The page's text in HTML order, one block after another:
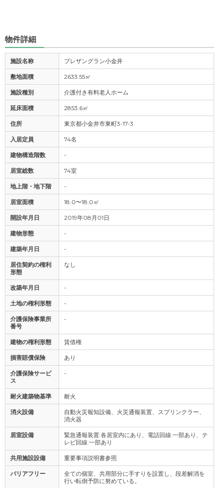
物件詳細
施設名称 プレザングラン小金井
敷地面積 2633.55㎡
施設種別 介護付き有料老人ホーム
延床面積 2853.6㎡
住所 東京都小金井市東町3-17-3
入居定員 74名
建物構造階数 -
居室総数 74室
地上階・地下階 -
居室面積 18.0〜18.0㎡
開設年月日 2019年08月01日
建物形態 -
建築年月日 -
居住契約の権利
形態
なし
改築年月日 -
土地の権利形態 -
介護保険事業所
番号
-
建物の権利形態 賃借権
損害賠償保険 あり
介護保険サービ
ス
-
耐火建築物基準 耐火
消火設備
自動火災報知設備、火災通報装置、スプリンクラー、
消火器
居室設備
緊急通報装置:各居室内にあり、電話回線:一部あり、テ
レビ回線:一部あり
共用施設設備 重要事項説明書参照
バリアフリー
全ての個室、共用部分に手すりを設置し、段差解消を
行い転倒予防に努めている。